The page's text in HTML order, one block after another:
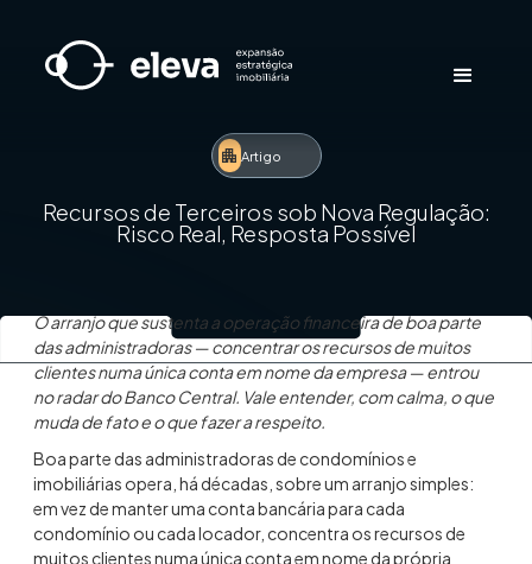
Artigo
Recursos de Terceiros sob Nova Regulação:
Risco Real, Resposta Possível
O arranjo que sustenta a operação financeira de boa parte
das administradoras — concentrar os recursos de muitos
clientes numa única conta em nome da empresa — entrou
no radar do Banco Central. Vale entender, com calma, o que
muda de fato e o que fazer a respeito.
Boa parte das administradoras de condomínios e
imobiliárias opera, há décadas, sobre um arranjo simples:
em vez de manter uma conta bancária para cada
condomínio ou cada locador, concentra os recursos de
muitos clientes numa única conta em nome da própria